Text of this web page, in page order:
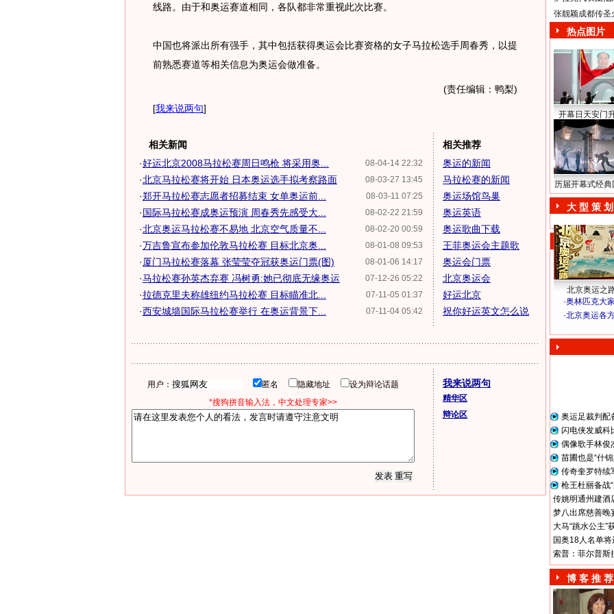
线路。由于和奥运赛道相同，各队都非常重视此次比赛。
中国也将派出所有强手，其中包括获得奥运会比赛资格的女子马拉松选手周春秀，以提
前熟悉赛道等相关信息为奥运会做准备。
(责任编辑：鸭梨)
[我来说两句]
相关新闻
08-04-14 22:32
·好运北京2008马拉松赛周日鸣枪 将采用奥...
08-03-27 13:45
·北京马拉松赛将开始 日本奥运选手拟考察路面
08-03-11 07:25
·郑开马拉松赛志愿者招募结束 女单奥运前...
08-02-22 21:59
·国际马拉松赛成奥运预演 周春秀先感受大...
08-02-20 00:59
·北京奥运马拉松赛不易地 北京空气质量不...
08-01-08 09:53
·万吉鲁宣布参加伦敦马拉松赛 目标北京奥...
08-01-06 14:17
· 厦门马拉松赛落幕 张莹莹夺冠获奥运门票(图)
07-12-26 05:22
·马拉松赛孙英杰弃赛 冯树勇:她已彻底无缘奥运
07-11-05 01:37
·拉德克里夫称雄纽约马拉松赛 目标瞄准北...
07-11-04 05:42
·西安城墙国际马拉松赛举行 在奥运背景下...
相关推荐
奥运的新闻
马拉松赛的新闻
奥运场馆鸟巢
奥运英语
奥运歌曲下载
王菲奥运会主题歌
奥运会门票
北京奥运会
好运北京
祝你好运英文怎么说
用户： 匿名 隐藏地址
设为辩论话题
*搜狗拼音输入法，中文处理专家>>
我来说两句
精华区
辩论区
张靓颖成都传圣
热点图片
开幕日天安门
历届开幕式经典
大 型 策 划
北京奥运之
·奥林匹克大
·北京奥运各
奥运足裁判配
闪电侠发威科
偶像歌手林俊
苗圃也是“什
传奇奎罗特续
枪王杜丽备战
传姚明通州建酒
梦八出席慈善晚
大马“跳水公主”
国奥18人名单
索普：菲尔普斯
博 客 推 荐